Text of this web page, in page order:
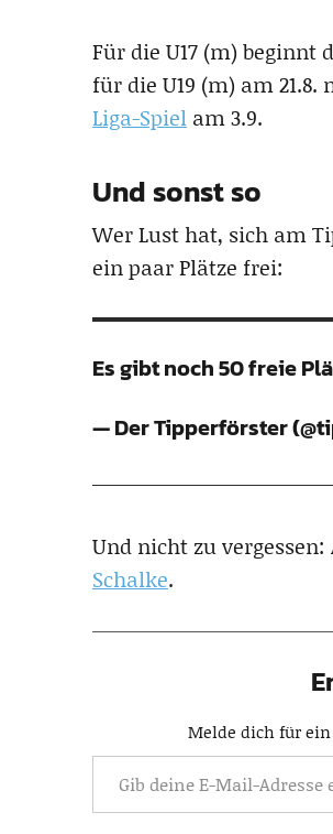
Für die U17 (m) beginnt
für die U19 (m) am
Liga-Spiel am 3.9.
Und sonst so
Wer Lust hat, sich am
ein paar Plätze frei:
Es gibt noch 50 freie
— Der Tipperförster
Und nicht zu
Schalke.
Melde dich für